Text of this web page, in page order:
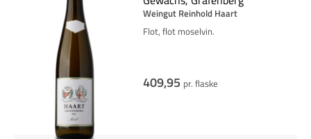
Weingut Reinhold Haart
Flot, flot moselvin.
409,95 pr. flaske